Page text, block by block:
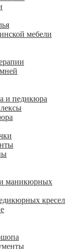
мебели
и педикюра
и маникюрных
кресел